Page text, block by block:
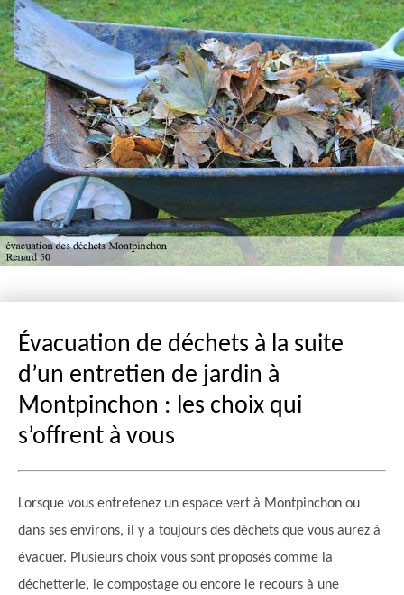
Évacuation de déchets à la suite
d’un entretien de jardin à
Montpinchon : les choix qui
s’offrent à vous
Lorsque vous entretenez un espace vert à Montpinchon ou
dans ses environs, il y a toujours des déchets que vous aurez à
évacuer. Plusieurs choix vous sont proposés comme la
déchetterie, le compostage ou encore le recours à une